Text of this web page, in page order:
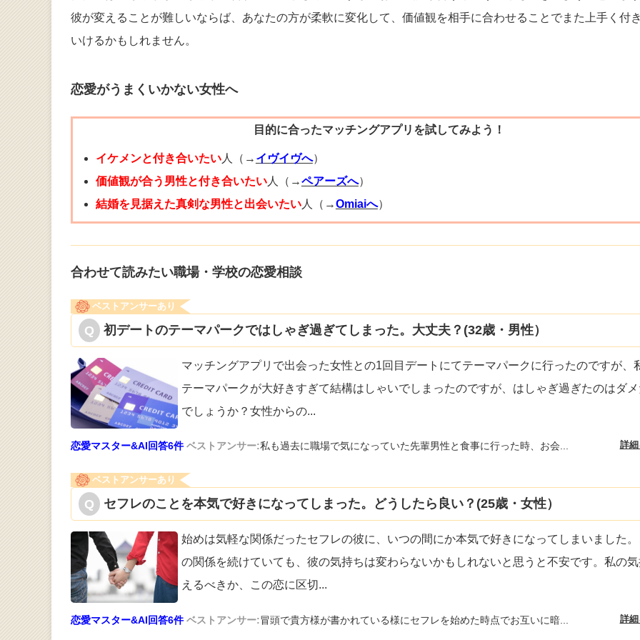
彼が変えることが難しいならば、あなたの方が柔軟に変化して、価値観を相手に合わせることでまた上手く付
いけるかもしれません。
恋愛がうまくいかない女性へ
目的に合ったマッチングアプリを試してみよう！
イケメンと付き合いたい人（→ イヴイヴへ）
価値観が合う男性と付き合いたい人（→ペアーズへ）
結婚を見据えた真剣な男性と出会いたい人（→Omiaiへ）
合わせて読みたい職場・学校の恋愛相談
ベストアンサーあり
初デートのテーマパークではしゃぎ過ぎてしまった。大丈夫？(32歳・男性）
マッチングアプリで出会った女性との1回目デートにてテーマパークに行ったのですが、
テーマパークが大好きすぎて結構はしゃいでしまったのですが、はしゃぎ過ぎたのはダ
でしょうか？女性からの...
恋愛マスター&AI回答6件 ベストアンサー:私も過去に職場で気になっていた先輩男性と食事に行った時、お会... 詳
ベストアンサーあり
セフレのことを本気で好きになってしまった。どうしたら良い？(25歳・女性）
始めは気軽な関係だったセフレの彼に、いつの間にか本気で好きになってしまいました
の関係を続けていても、彼の気持ちは変わらないかもしれないと思うと不安です。私の
えるべきか、この恋に区切...
恋愛マスター&AI回答6件 ベストアンサー:冒頭で貴方様が書かれている様にセフレを始めた時点でお互いに暗... 詳